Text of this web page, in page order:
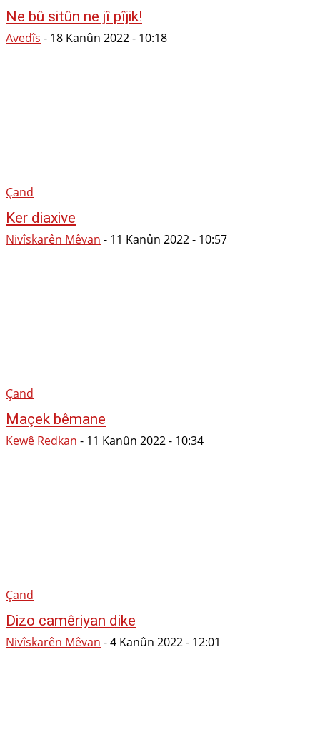
Ne bû sitûn ne jî pîjik!
Avedîs - 18 Kanûn 2022 - 10:18
Çand
Ker diaxive
Nivîskarên Mêvan - 11 Kanûn 2022 - 10:57
Çand
Maçek bêmane
Kewê Redkan - 11 Kanûn 2022 - 10:34
Çand
Dizo camêriyan dike
Nivîskarên Mêvan -4 Kanûn 2022 - 12:01